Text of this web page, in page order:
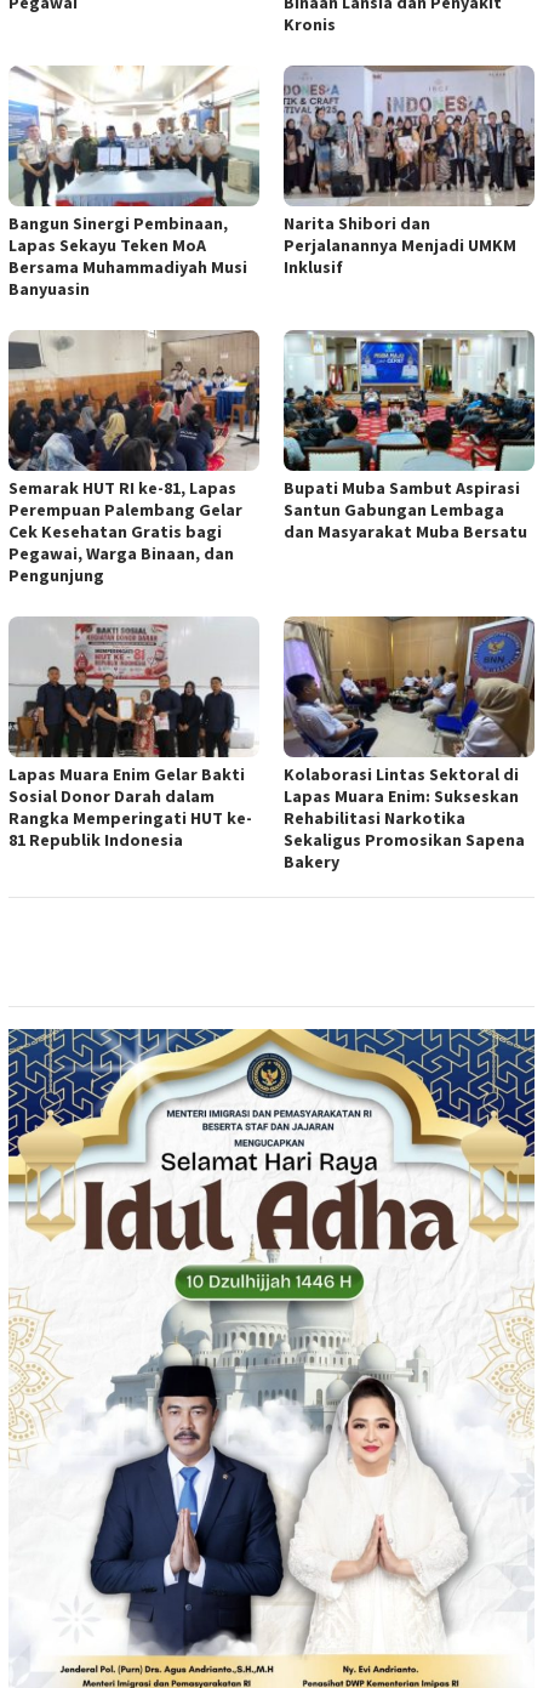
Kronis
Bangun Sinergi Pembinaan,
Lapas Sekayu Teken MoA
Bersama Muhammadiyah Musi
Banyuasin
Narita Shibori dan
Perjalanannya Menjadi UMKM
Inklusif
Semarak HUT RI ke-81, Lapas
Perempuan Palembang Gelar
Cek Kesehatan Gratis bagi
Pegawai, Warga Binaan, dan
Pengunjung
Bupati Muba Sambut Aspirasi
Santun Gabungan Lembaga
dan Masyarakat Muba Bersatu
Lapas Muara Enim Gelar Bakti
Sosial Donor Darah dalam
Rangka Memperingati HUT ke-
81 Republik Indonesia
Kolaborasi Lintas Sektoral di
Lapas Muara Enim: Sukseskan
Rehabilitasi Narkotika
Sekaligus Promosikan Sapena
Bakery